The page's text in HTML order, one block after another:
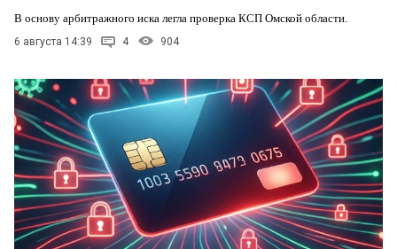
В основу арбитражного иска легла проверка КСП Омской области.
6 августа 14:39 4 904